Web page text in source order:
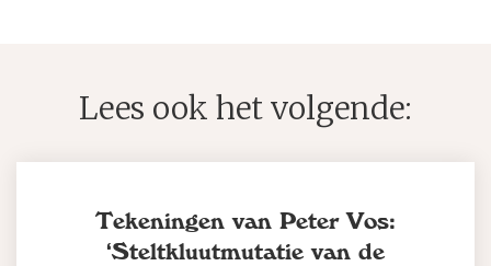
Lees ook het volgende:
Tekeningen van Peter Vos:
‘Steltkluutmutatie van de